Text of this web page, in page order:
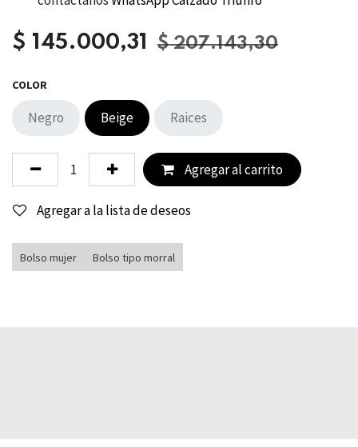
$ 145.000,31 $207.143,30
COLOR
Negro Beige Raices
Agregar al carrito
Agregar a la lista de deseos
Bolso mujer Bolso tipo morral